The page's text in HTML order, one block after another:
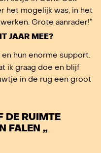
het mogelijk was, in het
Grote aanrader!”
JAAR MEE?
hun enorme support.
ik graag doe en blijf
in de rug een groot
DE RUIMTE
FALEN „